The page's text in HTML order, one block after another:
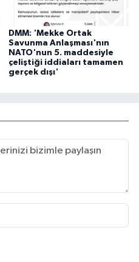
DMM: 'Mekke Ortak
Savunma Anlaşması'nın
NATO'nun 5. maddesiyle
çeliştiği iddiaları tamamen
gerçek dışı'